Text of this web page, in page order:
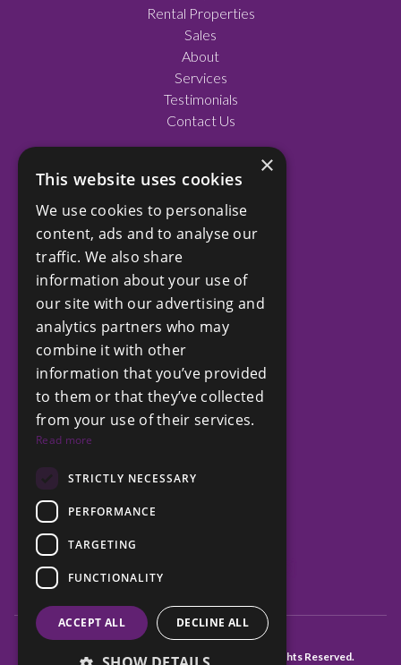
Rental Properties
Sales
About
Services
Testimonials
Contact Us
Facebook
LinkedIn
Instagram
COMPANY
Privacy Policy
Terms and Conditions
+212 6 61 15 71 15
© Copyright Chestertons Morocco 2026, All Rights Reserved.
×
This website uses cookies
We use cookies to personalise
content, ads and to analyse our
traffic. We also share
information about your use of
our site with our advertising and
analytics partners who may
combine it with other
information that you’ve provided
to them or that they’ve collected
from your use of their services.
Read more
STRICTLY NECESSARY
PERFORMANCE
TARGETING
FUNCTIONALITY
ACCEPT ALL DECLINE ALL